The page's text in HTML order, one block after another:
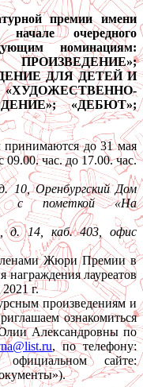
премии имени
очередного
номинациям:
ДЛЯ ДЕТЕЙ И
«ДЕБЮТ»;
принимаются до 31 мая
час. до 17.00. час.
10, Оренбургский Дом
с пометкой «На
д. 14, каб. 403, офис
членами Жюри Премии в
награждения лауреатов
г.
произведениям и
ознакомиться
Александровны по
, по телефону:
сайте: